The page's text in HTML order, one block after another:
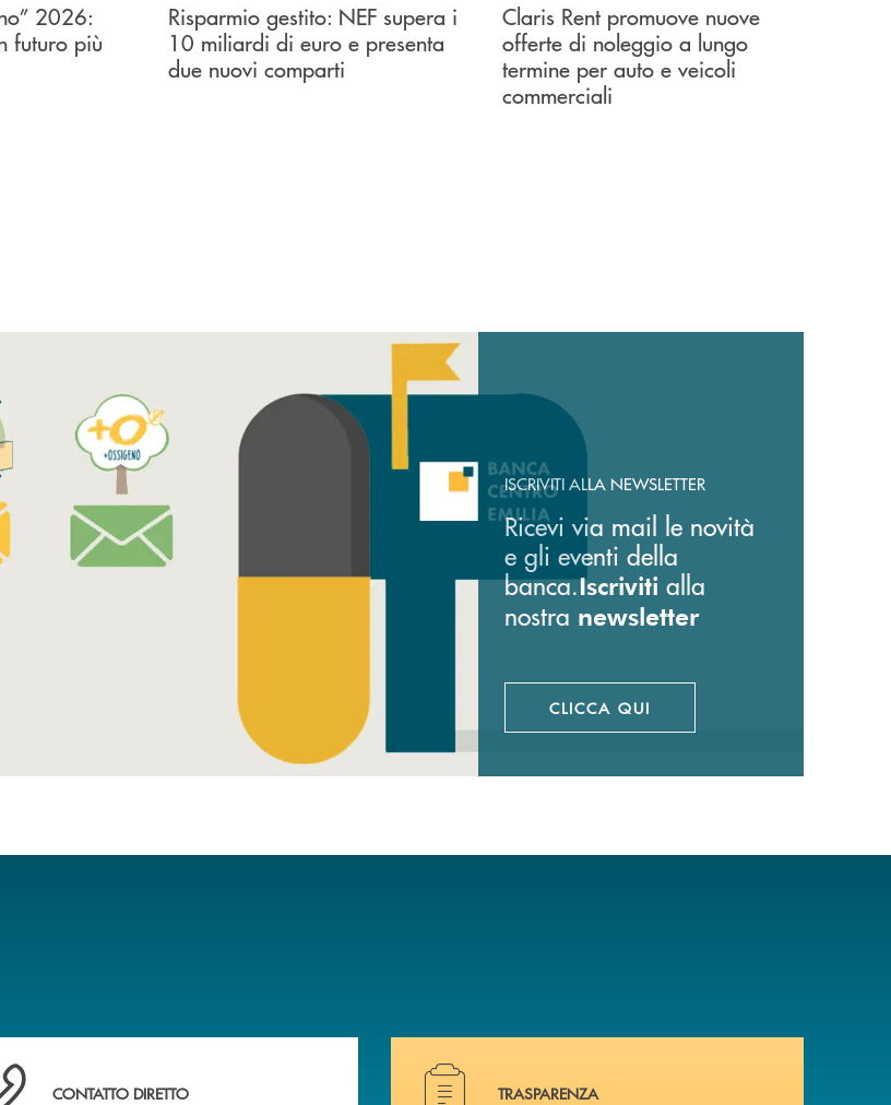
2026:
futuro più
Risparmio gestito: NEF supera i
10 miliardi di euro e presenta
due nuovi comparti
Claris Rent promuove nuove
offerte di noleggio a lungo
termine per auto e veicoli
commerciali
ISCRIVITI ALLA NEWSLETTER
Ricevi via mail le novità
e gli eventi della
banca.Iscriviti alla
nostra newsletter
CLICCA QUI
avere maggiori informazioni sulla nostra offerta? Contattaci .
CONTATTO DIRETTO
Hai bisogno di alcuni documenti ? Vai alla pagina
TRASPARENZA